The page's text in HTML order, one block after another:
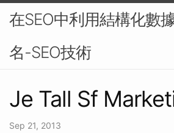
在SEO中利用結構化數
名-SEO技術
Je Tall Sf
Sep 21, 2013